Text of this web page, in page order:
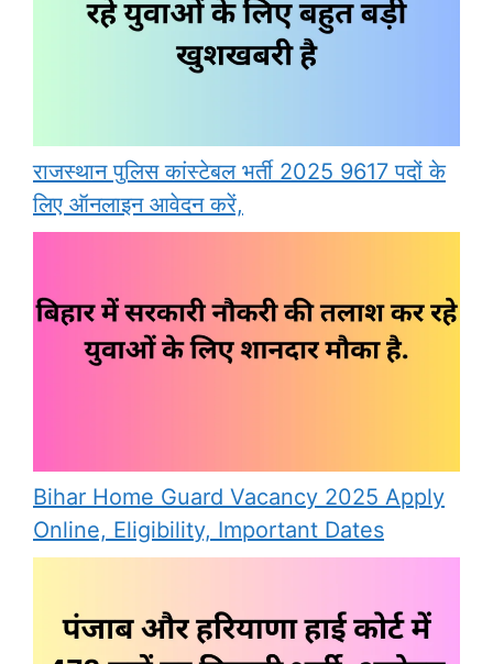
राजस्थान पुलिस कांस्टेबल भर्ती 2025 9617 पदों के
लिए ऑनलाइन आवेदन करें,
Bihar Home Guard Vacancy 2025 Apply
Online, Eligibility, Important Dates